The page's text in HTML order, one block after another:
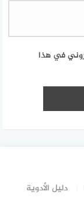
في هذا
دليل الأدوية